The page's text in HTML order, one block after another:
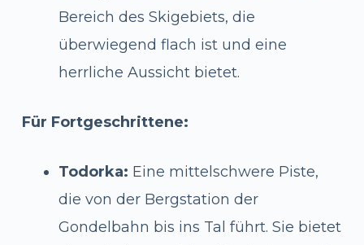
Bereich des Skigebiets, die
überwiegend flach ist und eine
herrliche Aussicht bietet.
Für Fortgeschrittene:
Todorka: Eine mittelschwere Piste,
die von der Bergstation der
Gondelbahn bis ins Tal führt. Sie bietet